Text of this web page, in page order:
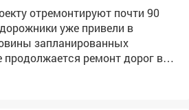
отремонтируют почти 90
уже привели в
запланированных
для жизни". Как
в этом сезоне